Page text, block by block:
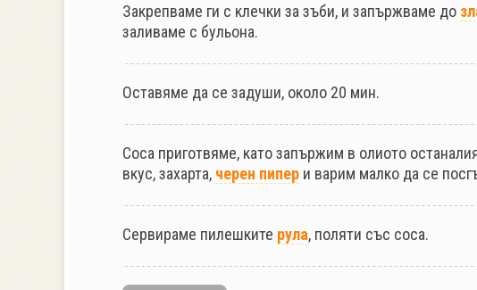
Закрепваме ги с клечки за зъби, и запържваме до
заливаме с бульона.
Оставяме да се задуши, около 20 мин.
Соса приготвяме, като запържим в олиото
вкус, захарта, черен пипер и варим малко да се
Сервираме пилешките рула, поляти със соса.